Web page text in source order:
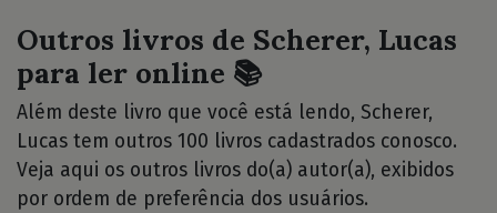
Outros livros de Scherer, Lucas
para ler online 📚
Além deste livro que você está lendo, Scherer,
Lucas tem outros 100 livros cadastrados conosco.
Veja aqui os outros livros do(a) autor(a), exibidos
por ordem de preferência dos usuários.